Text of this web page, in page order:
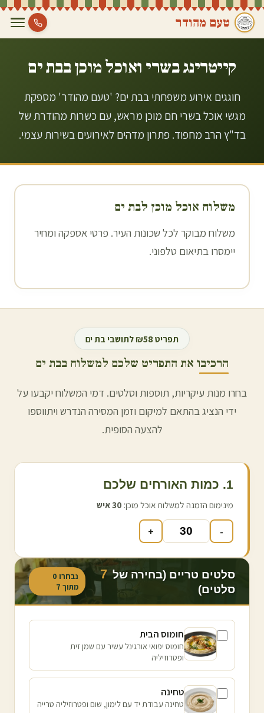
טעם מהודר
קייטרינג בשרי ואוכל מוכן בבת ים
חוגגים אירוע משפחתי בבת ים? 'טעם מהודר' מספקת
מגשי אוכל בשרי חם מוכן מראש, עם כשרות מהודרת של
בד"ץ הרב מחפוד. פתרון מדהים לאירועים בשירות עצמי.
משלוח אוכל מוכן לבת ים
משלוח מבוקר לכל שכונות העיר. פרטי אספקה ומחיר
יימסרו בתיאום טלפוני.
תפריט ₪58 לתושבי בת ים
הרכיבו את התפריט שלכם למשלוח בבת ים
בחרו מנות עיקריות, תוספות וסלטים. דמי המשלוח יקבעו על
ידי הנציג בהתאם למיקום וזמן המסירה הנדרש ויתווספו
להצעה הסופית.
1. כמות האורחים שלכם
מינימום הזמנה למשלוח אוכל מוכן: 30איש
-
+
סלטים טריים (בחירה של 7
סלטים)
נבחרו 0
מתוך 7
חומוס הבית
חומוס יפואי אורגינל עשיר עם שמן זית
ופטרוזיליה
טחינה
טחינה עבודת יד עם לימון, שום ופטרוזיליה טרייה